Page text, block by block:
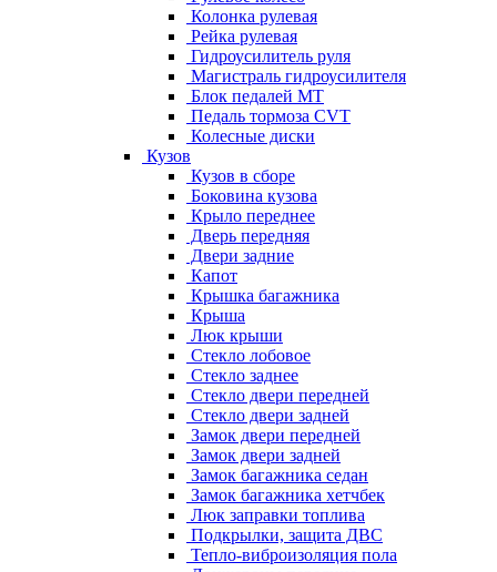
Колонка рулевая
Рейка рулевая
Гидроусилитель руля
Магистраль гидроусилителя
Блок педалей МТ
Педаль тормоза CVT
Колесные диски
Кузов
Кузов в сборе
Боковина кузова
Крыло переднее
Дверь передняя
Двери задние
Капот
Крышка багажника
Крыша
Люк крыши
Стекло лобовое
Стекло заднее
Стекло двери передней
Стекло двери задней
Замок двери передней
Замок двери задней
Замок багажника седан
Замок багажника хетчбек
Люк заправки топлива
Подкрылки, защита ДВС
Тепло-виброизоляция пола